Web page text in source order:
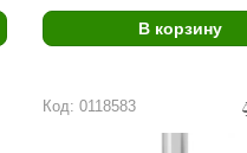
В корзину
Код: 0118583